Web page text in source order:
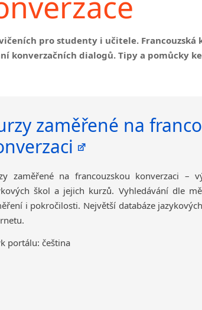
pro studenty i učitele. Francouzská
konverzačních dialogů. Tipy a pomůcky
zaměřené na
zaměřené na francouzskou konverzaci –
škol a jejich kurzů. Vyhledávání dle
i pokročilosti. Největší databáze
portálu: čeština